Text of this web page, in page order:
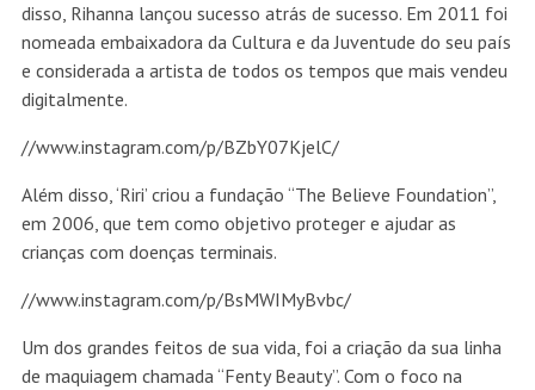
disso, Rihanna lançou sucesso atrás de sucesso. Em 2011 foi
nomeada embaixadora da Cultura e da Juventude do seu país
e considerada a artista de todos os tempos que mais vendeu
digitalmente.
//www.instagram.com/p/BZbY07KjelC/
Além disso, ‘Riri’ criou a fundação “The Believe Foundation”,
em 2006, que tem como objetivo proteger e ajudar as
crianças com doenças terminais.
//www.instagram.com/p/BsMWIMyBvbc/
Um dos grandes feitos de sua vida, foi a criação da sua linha
de maquiagem chamada “Fenty Beauty”. Com o foco na